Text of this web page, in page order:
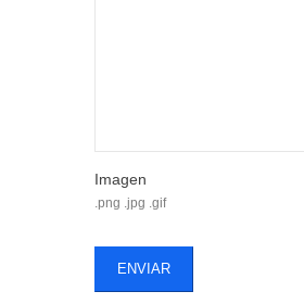
Imagen
.png .jpg .gif
ENVIAR